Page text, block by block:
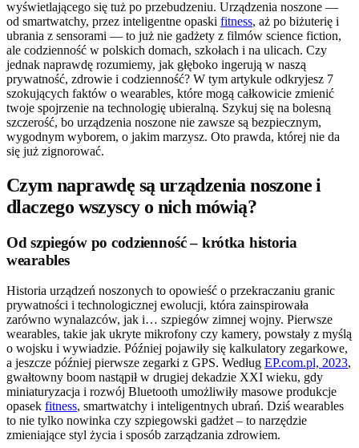
wyświetlającego się tuż po przebudzeniu. Urządzenia noszone —
od smartwatchy, przez inteligentne opaski fitness, aż po biżuterię i
ubrania z sensorami — to już nie gadżety z filmów science fiction,
ale codzienność w polskich domach, szkołach i na ulicach. Czy
jednak naprawdę rozumiemy, jak głęboko ingerują w naszą
prywatność, zdrowie i codzienność? W tym artykule odkryjesz 7
szokujących faktów o wearables, które mogą całkowicie zmienić
twoje spojrzenie na technologię ubieralną. Szykuj się na bolesną
szczerość, bo urządzenia noszone nie zawsze są bezpiecznym,
wygodnym wyborem, o jakim marzysz. Oto prawda, której nie da
się już zignorować.
Czym naprawdę są urządzenia noszone i
dlaczego wszyscy o nich mówią?
Od szpiegów po codzienność – krótka historia
wearables
Historia urządzeń noszonych to opowieść o przekraczaniu granic
prywatności i technologicznej ewolucji, która zainspirowała
zarówno wynalazców, jak i… szpiegów zimnej wojny. Pierwsze
wearables, takie jak ukryte mikrofony czy kamery, powstały z myślą
o wojsku i wywiadzie. Później pojawiły się kalkulatory zegarkowe,
a jeszcze później pierwsze zegarki z GPS. Według EP.com.pl, 2023,
gwałtowny boom nastąpił w drugiej dekadzie XXI wieku, gdy
miniaturyzacja i rozwój Bluetooth umożliwiły masowe produkcje
opasek fitness, smartwatchy i inteligentnych ubrań. Dziś wearables
to nie tylko nowinka czy szpiegowski gadżet – to narzędzie
zmieniające styl życia i sposób zarządzania zdrowiem.